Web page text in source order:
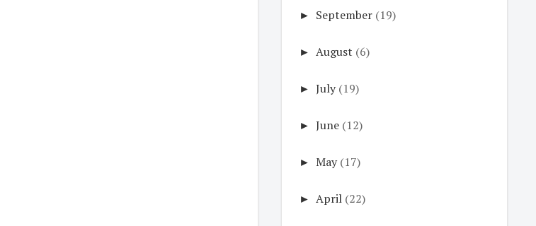
► September (19)
► August (6)
► July (19)
► June (12)
► May (17)
► April (22)